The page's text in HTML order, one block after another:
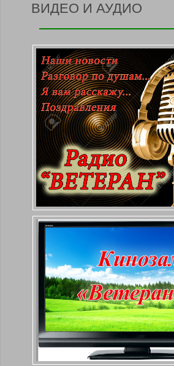
ВИДЕО И АУДИО